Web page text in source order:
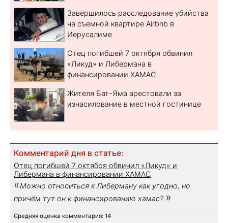
Завершилось расследование убийства
на съемной квартире Airbnb в
Иерусалиме
Отец погибшей 7 октября обвинил
«Ликуд» и Либермана в
финансировании ХАМАС
Жителя Бат-Яма арестовали за
изнасилование в местной гостинице
Комментарий дня в статье:
Отец погибшей 7 октября обвинил «Ликуд» и
Либермана в финансировании ХАМАС
«Можно относиться к Либерману как угодно, но
причём тут он к финансированию хамас? »
Средняя оценка комментария: 14